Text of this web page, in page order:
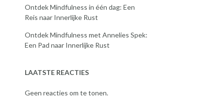
Ontdek Mindfulness in één dag: Een
Reis naar Innerlijke Rust
Ontdek Mindfulness met Annelies Spek:
Een Pad naar Innerlijke Rust
LAATSTE REACTIES
Geen reacties om te tonen.